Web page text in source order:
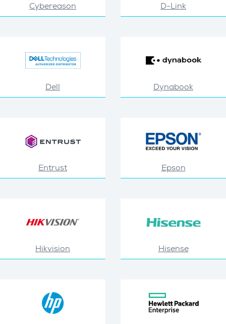
Cybereason D-Link
Dell Dynabook
Entrust Epson
Hikvision Hisense